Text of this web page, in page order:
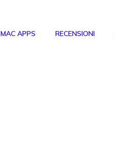
MAC APPS RECENSIONI